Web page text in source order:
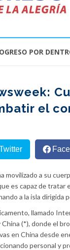
POR
el
movilizado a su
es capaz de tratar
a la isla dirigida
llamado
China (*), donde el
en China desde
personal y